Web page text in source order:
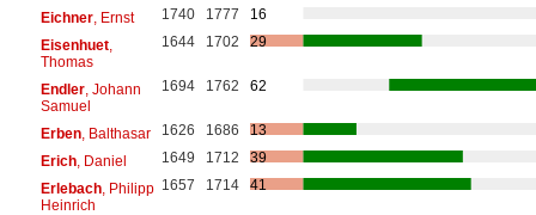
Eichner, Ernst 1740 1777
16
Eisenhuet,
Thomas
1644 1702 29
Endler, Johann
Samuel
1694 1762 62
Erben, Balthasar 1626 1686
13
Erich, Daniel 1649 1712
39
Erlebach, Philipp
Heinrich
1657 1714 41